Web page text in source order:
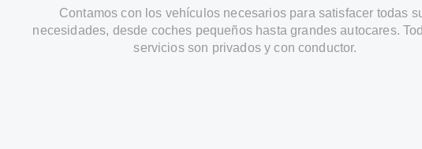
Contamos con los vehículos necesarios para satisfacer todas
necesidades, desde coches pequeños hasta grandes autocares.
servicios son privados y con conductor.